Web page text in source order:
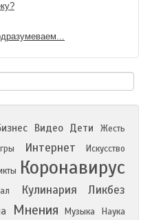
Видео Дети
Жесть
Интернет Искусство
Коронавирус
Кулинария Ликбез
Мнения Музыка Наука